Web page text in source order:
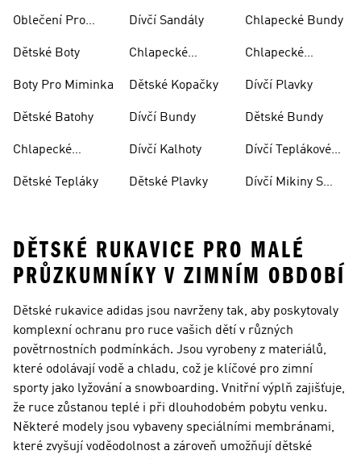
Oblečení Pro
Dětské Boty
Boty Pro Miminka
Dětské Batohy
Chlapecké
Dětské Tepláky
Dívčí Sandály
Chlapecké
Dětské Kopačky
Dívčí Bundy
Dívčí Kalhoty
Dětské Plavky
Chlapecké Bundy
Chlapecké
Soupravy
Dívčí Plavky
Dětské Bundy
Dívčí Teplákové
Dívčí Mikiny S
DĚTSKÉ RUKAVICE PRO MALÉ
PRŮZKUMNÍKY V ZIMNÍM OBDOBÍ
Dětské rukavice adidas jsou navrženy tak, aby poskytovaly
komplexní ochranu pro ruce vašich dětí v různých
povětrnostních podmínkách. Jsou vyrobeny z materiálů,
které odolávají vodě a chladu, což je klíčové pro zimní
sporty jako lyžování a snowboarding. Vnitřní výplň zajišťuje,
že ruce zůstanou teplé i při dlouhodobém pobytu venku.
Některé modely jsou vybaveny speciálními membránami,
které zvyšují voděodolnost a zároveň umožňují dětské